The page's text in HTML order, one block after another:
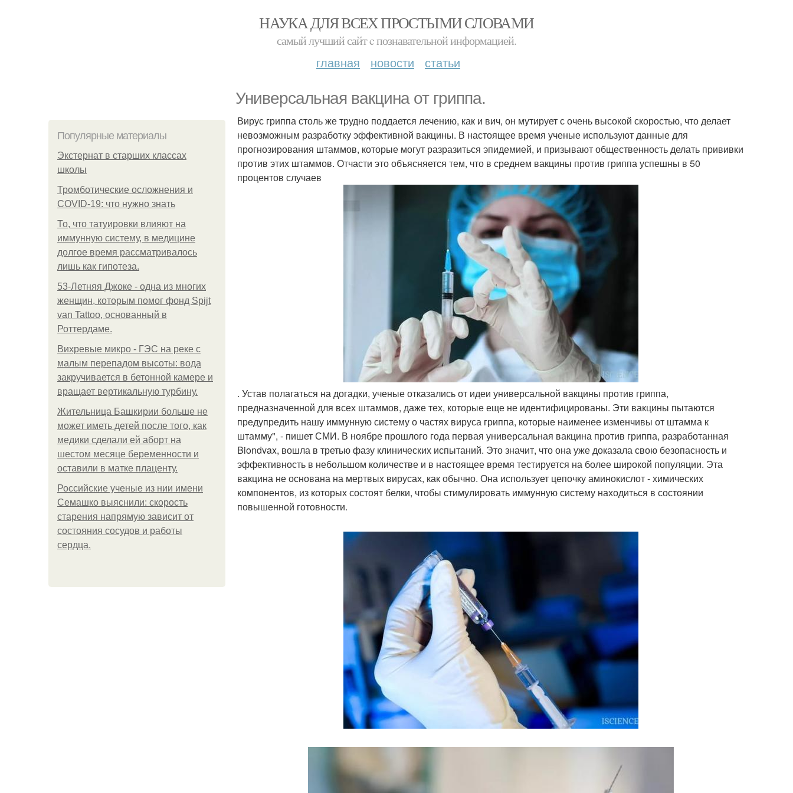
НАУКА ДЛЯ ВСЕХ ПРОСТЫМИ СЛОВАМИ
самый лучший сайт c познавательной информацией.
главная новости статьи
Универсальная вакцина от гриппа.
Популярные материалы
Экстернат в старших классах
школы
Тромботические осложнения и
COVID-19: что нужно знать
То, что татуировки влияют на
иммунную систему, в медицине
долгое время рассматривалось
лишь как гипотеза.
53-Летняя Джоке - одна из многих
женщин, которым помог фонд Spijt
van Tattoo, основанный в
Роттердаме.
Вихревые микро - ГЭС на реке с
малым перепадом высоты: вода
закручивается в бетонной камере и
вращает вертикальную турбину.
Жительница Башкирии больше не
может иметь детей после того, как
медики сделали ей аборт на
шестом месяце беременности и
оставили в матке плаценту.
Российские ученые из нии имени
Семашко выяснили: скорость
старения напрямую зависит от
состояния сосудов и работы
сердца.
Вирус гриппа столь же трудно поддается лечению, как и вич, он мутирует с очень высокой скоростью, что делает
невозможным разработку эффективной вакцины. В настоящее время ученые используют данные для
прогнозирования штаммов, которые могут разразиться эпидемией, и призывают общественность делать прививки
против этих штаммов. Отчасти это объясняется тем, что в среднем вакцины против гриппа успешны в 50
процентов случаев
. Устав полагаться на догадки, ученые отказались от идеи универсальной вакцины против гриппа,
предназначенной для всех штаммов, даже тех, которые еще не идентифицированы. Эти вакцины пытаются
предупредить нашу иммунную систему о частях вируса гриппа, которые наименее изменчивы от штамма к
штамму", - пишет СМИ. В ноябре прошлого года первая универсальная вакцина против гриппа, разработанная
Biondvax, вошла в третью фазу клинических испытаний. Это значит, что она уже доказала свою безопасность и
эффективность в небольшом количестве и в настоящее время тестируется на более широкой популяции. Эта
вакцина не основана на мертвых вирусах, как обычно. Она использует цепочку аминокислот - химических
компонентов, из которых состоят белки, чтобы стимулировать иммунную систему находиться в состоянии
повышенной готовности.